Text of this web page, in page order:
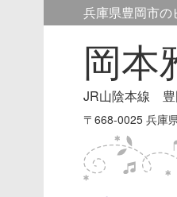
兵庫県豊岡市の
岡本
JR山陰本線 豊
〒668-0025 兵庫